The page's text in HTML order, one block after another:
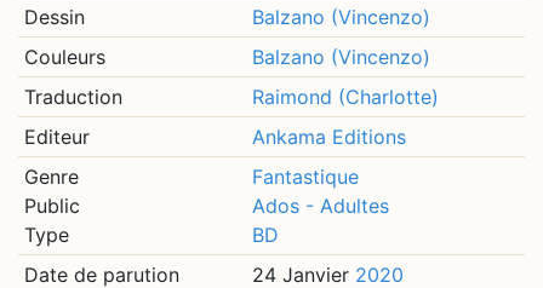
Dessin
Balzano (Vincenzo)
Couleurs
Balzano (Vincenzo)
Traduction
Raimond (Charlotte)
Editeur
Ankama Editions
Genre
Public
Type
Fantastique
Ados - Adultes
BD
Date de parution
24 Janvier 2020